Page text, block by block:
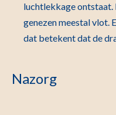
luchtlekkage ontstaat.
genezen meestal vlot.
dat betekent dat de
Nazorg